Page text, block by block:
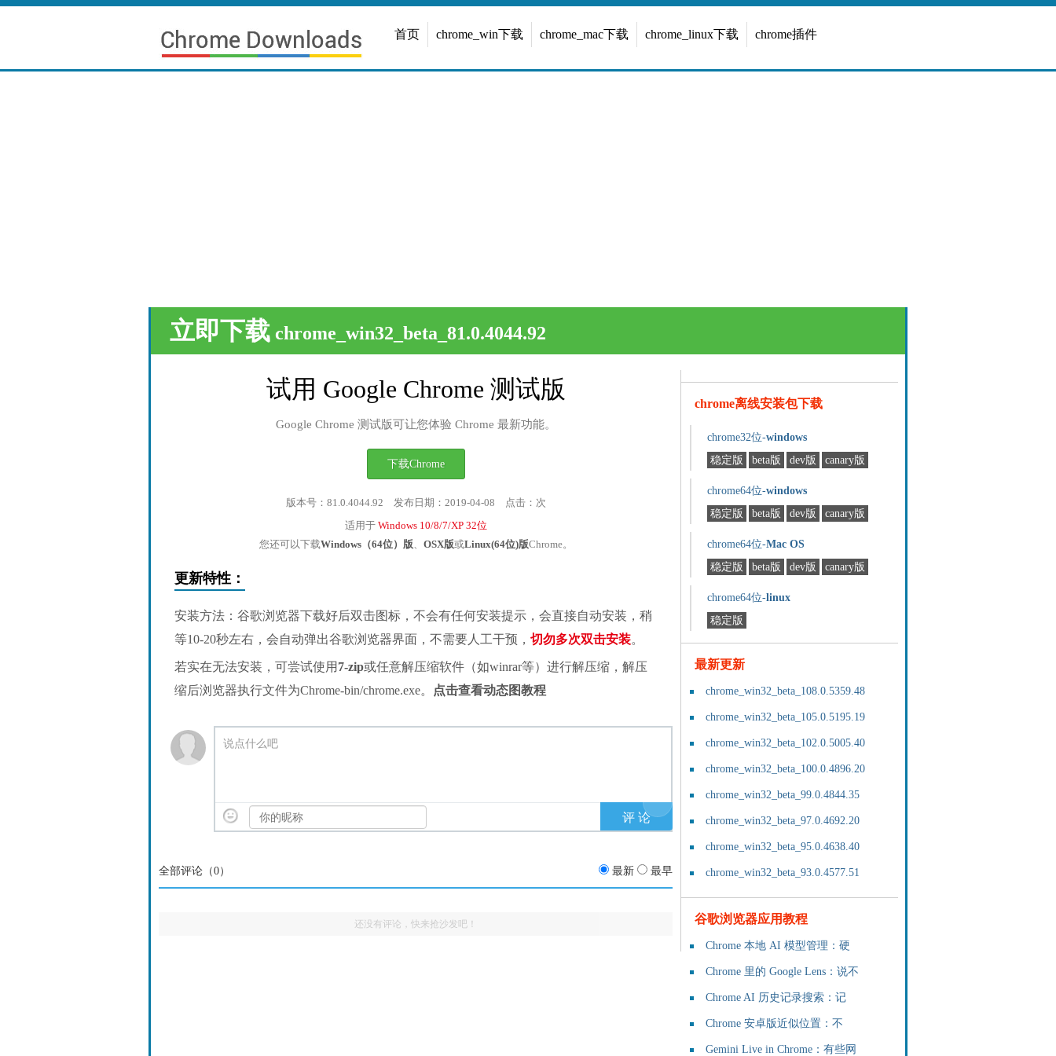
首页 chrome_win下载 chrome_mac下载 chrome_linux下载 chrome插件
立即下载 chrome_win32_beta_81.0.4044.92
试用 Google Chrome 测试版
Google Chrome 测试版可让您体验 Chrome 最新功能。
下载Chrome
版本号：81.0.4044.92 发布日期：2019-04-08 点击： 次
适用于 Windows 10/8/7/XP 32位
您还可以下载Windows（64位）版、 OSX版或Linux(64位)版Chrome。
更新特性：
安装方法：谷歌浏览器下载好后双击图标，不会有任何安装提示，会直接自动安装，稍
等10-20秒左右，会自动弹出谷歌浏览器界面，不需要人工干预， 切勿多次双击安装。
若实在无法安装，可尝试使用 7-zip或任意解压缩软件（如winrar等）进行解压缩，解压
缩后浏览器执行文件为Chrome-bin/chrome.exe。
点击查看动态图教程
说点什么吧
全部评论（0） 最新 最早
还没有评论，快来抢沙发吧！
chrome离线安装包下载
chrome32位-windows
稳定版
beta版 dev版 canary版
chrome64位-windows
稳定版
beta版 dev版 canary版
chrome64位-Mac OS
稳定版
beta版 dev版 canary版
chrome64位-linux
稳定版
最新更新
chrome_win32_beta_108.0.5359.48
chrome_win32_beta_105.0.5195.19
chrome_win32_beta_102.0.5005.40
chrome_win32_beta_100.0.4896.20
chrome_win32_beta_99.0.4844.35
chrome_win32_beta_97.0.4692.20
chrome_win32_beta_95.0.4638.40
chrome_win32_beta_93.0.4577.51
谷歌浏览器应用教程
Chrome 本地 AI 模型管理：硬
Chrome 里的 Google Lens：说不
Chrome AI 历史记录搜索：记
Chrome 安卓版近似位置：不
Gemini Live in Chrome：有些网